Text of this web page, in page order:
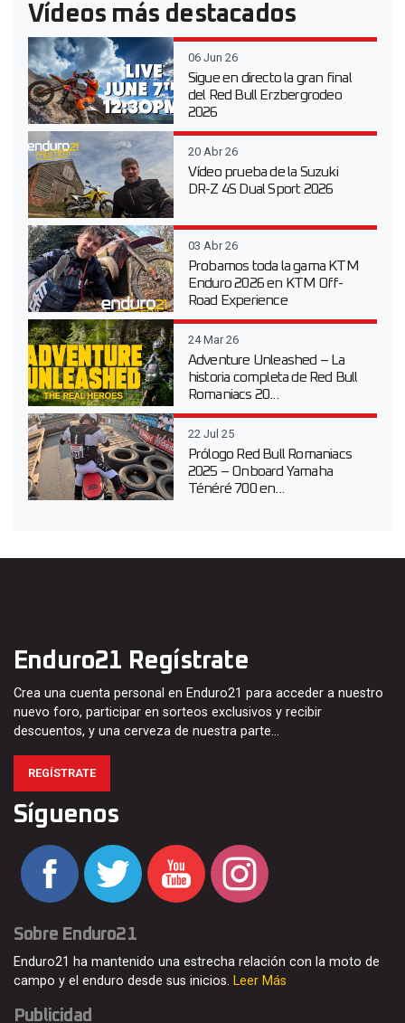
Vídeos más destacados
06 Jun 26
Sigue en directo la gran final
del Red Bull Erzbergrodeo
2026
20 Abr 26
Vídeo prueba de la Suzuki
DR-Z 4S Dual Sport 2026
03 Abr 26
Probamos toda la gama KTM
Enduro 2026 en KTM Off-
Road Experience
24 Mar 26
Adventure Unleashed – La
historia completa de Red Bull
Romaniacs 20...
22 Jul 25
Prólogo Red Bull Romaniacs
2025 – Onboard Yamaha
Ténéré 700 en...
Enduro21 Regístrate
Crea una cuenta personal en Enduro21 para acceder a nuestro
nuevo foro, participar en sorteos exclusivos y recibir
descuentos, y una cerveza de nuestra parte…
REGÍSTRATE
Síguenos
Sobre Enduro21
Enduro21 ha mantenido una estrecha relación con la moto de
campo y el enduro desde sus inicios. Leer Más
Publicidad